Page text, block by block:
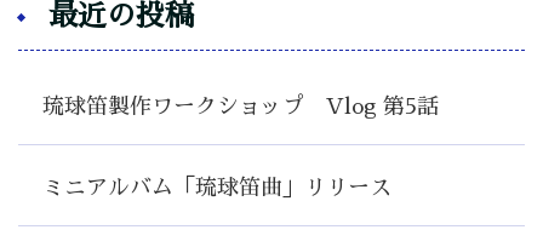
最近の投稿
琉球笛製作ワークショップ Vlog 第5話
ミニアルバム「琉球笛曲」リリース